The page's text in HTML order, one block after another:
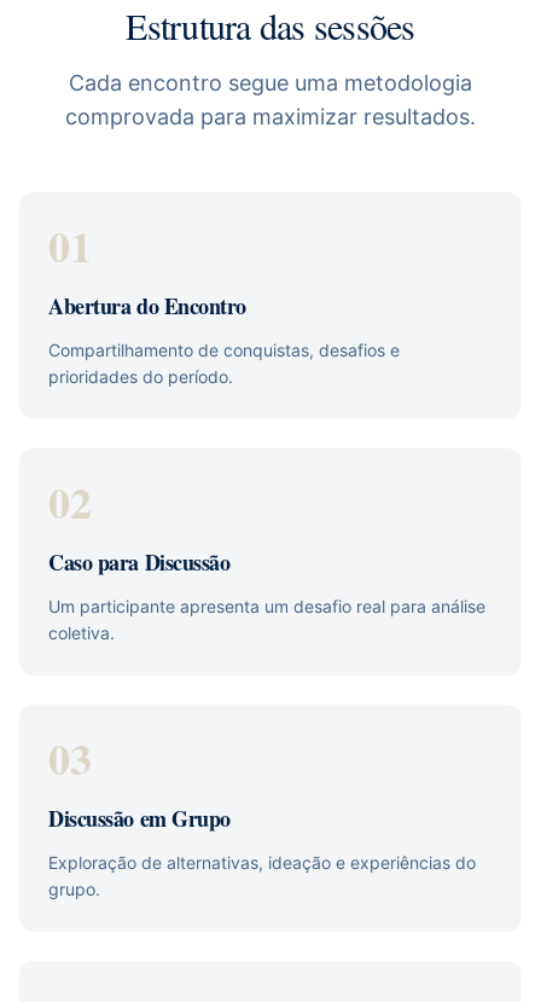
Estrutura das sessões
Cada encontro segue uma metodologia
comprovada para maximizar resultados.
01
Abertura do Encontro
Compartilhamento de conquistas, desafios e
prioridades do período.
02
Caso para Discussão
Um participante apresenta um desafio real para análise
coletiva.
03
Discussão em Grupo
Exploração de alternativas, ideação e experiências do
grupo.